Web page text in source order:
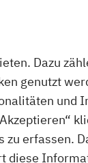
erhalten
über den
Dazu
genutzt
und
erfassen.
diese